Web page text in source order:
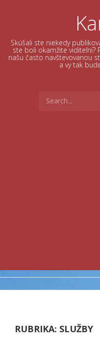
Skúšali ste niekedy
ste boli okamžite
našu často navštevovanou
a vy tak
for:
RUBRIKA: SLUŽBY